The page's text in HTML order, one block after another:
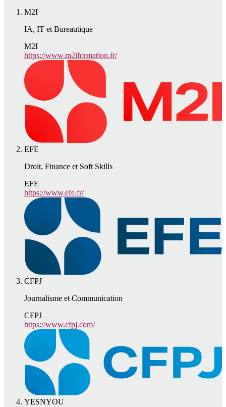
M2I
IA, IT et Bureautique
M2I
https://www.m2iformation.fr/
EFE
Droit, Finance et Soft Skills
EFE
https://www.efe.fr/
CFPJ
Journalisme et Communication
CFPJ
https://www.cfpj.com/
YESNYOU